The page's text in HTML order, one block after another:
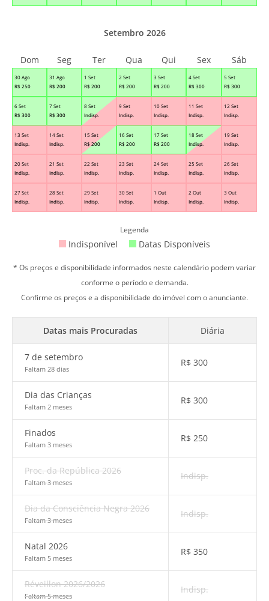
30 Ago
R$ 250
31 Ago
R$ 200
1 Set
R$ 200
2 Set
R$ 200
3 Set
R$ 200
4 Set
R$ 300
5 Set
R$ 300
6 Set
R$ 300
7 Set
R$ 300
8 Set
Indisp.
9 Set
Indisp.
10 Set
Indisp.
11 Set
Indisp.
12 Set
Indisp.
13 Set
Indisp.
14 Set
Indisp.
15 Set
R$ 200
16 Set
R$ 200
17 Set
R$ 200
18 Set
Indisp.
19 Set
Indisp.
20 Set
Indisp.
21 Set
Indisp.
22 Set
Indisp.
23 Set
Indisp.
24 Set
Indisp.
25 Set
Indisp.
26 Set
Indisp.
27 Set
Indisp.
28 Set
Indisp.
29 Set
Indisp.
30 Set
Indisp.
1 Out
Indisp.
2 Out
Indisp.
3 Out
Indisp.
Setembro 2026
Dom Seg Ter Qua Qui Sex Sáb
Legenda
Indisponível Datas Disponíveis
* Os preços e disponibilidade informados neste calendário podem variar
conforme o período e demanda.
Confirme os preços e a disponibilidade do imóvel com o anunciante.
Datas mais Procuradas Diária
7 de setembro
Faltam 28 dias
R$ 300
Dia das Crianças
Faltam 2 meses
R$ 300
Finados
Faltam 3 meses
R$ 250
Proc. da República 2026
Faltam 3 meses
Indisp.
Dia da Consciência Negra 2026
Faltam 3 meses
Indisp.
Natal 2026
Faltam 5 meses
R$ 350
Réveillon 2026/2026
Faltam 5 meses
Indisp.